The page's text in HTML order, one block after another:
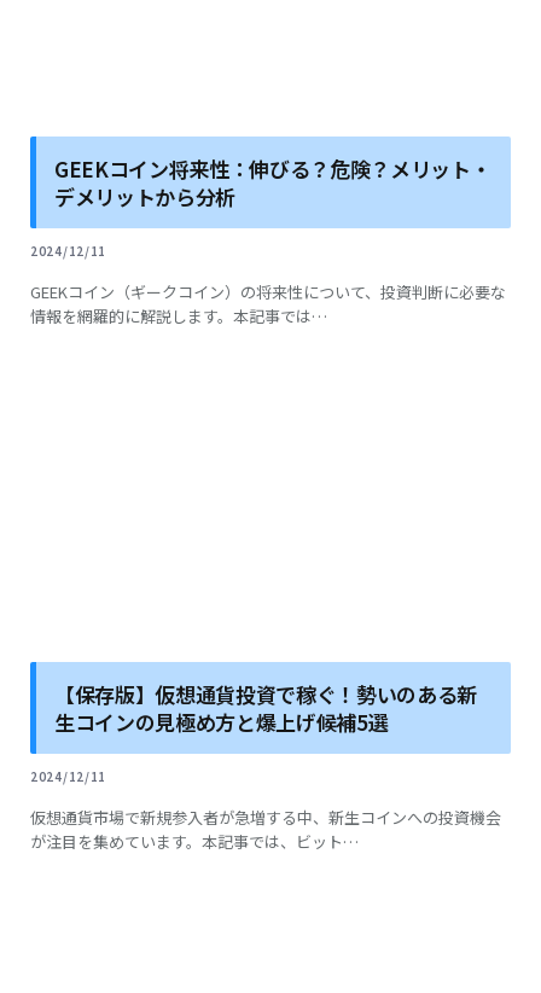
GEEKコイン将来性：伸びる？危険？メリット・
デメリットから分析
2024/12/11
GEEKコイン（ギークコイン）の将来性について、投資判断に必要な
情報を網羅的に解説します。本記事では…
【保存版】仮想通貨投資で稼ぐ！勢いのある新
生コインの見極め方と爆上げ候補5選
2024/12/11
仮想通貨市場で新規参入者が急増する中、新生コインへの投資機会
が注目を集めています。本記事では、ビット…